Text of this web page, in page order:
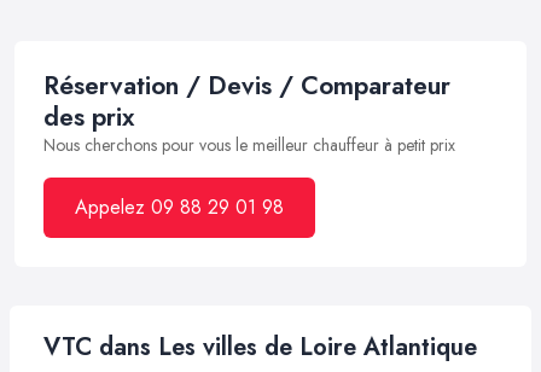
Réservation / Devis / Comparateur
des prix
Nous cherchons pour vous le meilleur chauffeur à petit prix
Appelez 09 88 29 01 98
VTC dans Les villes de Loire Atlantique